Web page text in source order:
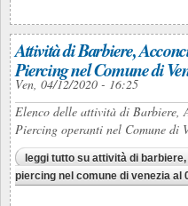
Attività di Barbiere,
Piercing nel Comune di
Ven, 04/12/2020 - 16:25
Elenco delle attività di Barbiere,
Piercing operanti nel Comune di
leggi tutto su attività di
piercing nel comune di venezia al